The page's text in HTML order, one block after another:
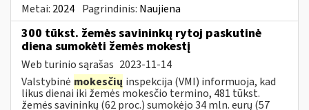
Metai: 2024 Pagrindinis: Naujiena
300 tūkst. žemės savininkų rytoj paskutinė
diena sumokėti žemės mokestį
Web turinio sąrašas 2023-11-14
Valstybinė mokesčių inspekcija (VMI) informuoja, kad
likus dienai iki žemės mokesčio termino, 481 tūkst.
žemės savininkų (62 proc.) sumokėjo 34 mln. eurų (57